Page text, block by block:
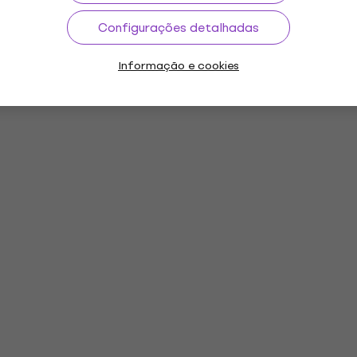
Configurações detalhadas
Informação e cookies